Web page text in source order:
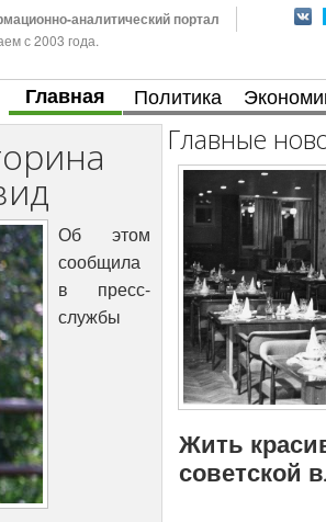
аналитический портал
с 2003 года.
Главная Политика
Об этом
сообщила
в пресс-
службы
Главные
Жить
советской